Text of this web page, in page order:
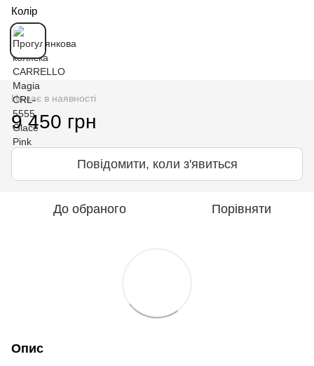
Колір
Немає в наявності
9 450 грн
Повідомити, коли з'явиться
До обраного Порівняти
Опис